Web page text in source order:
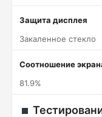
Защита дисплея
Закаленное стекло
Соотношение
81.9%